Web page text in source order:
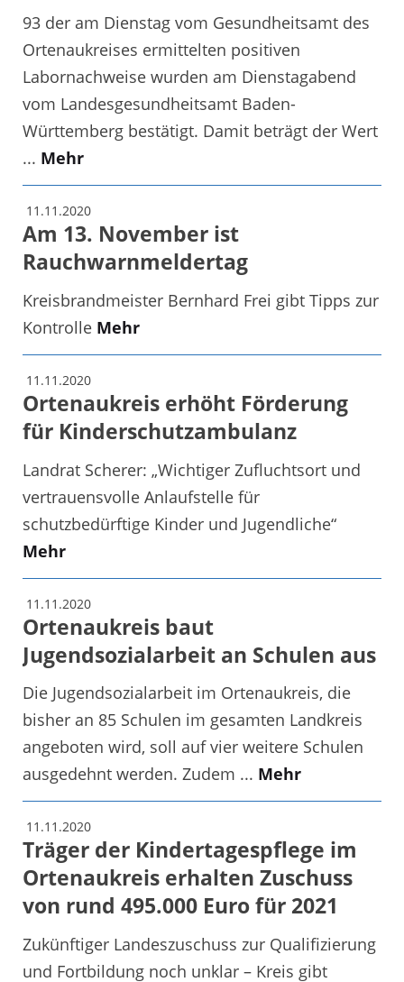
93 der am Dienstag vom Gesundheitsamt des
Ortenaukreises ermittelten positiven
Labornachweise wurden am Dienstagabend
vom Landesgesundheitsamt Baden-
Württemberg bestätigt. Damit beträgt der Wert
... Mehr
11.11.2020
Am 13. November ist
Rauchwarnmeldertag
Kreisbrandmeister Bernhard Frei gibt Tipps zur
Kontrolle Mehr
11.11.2020
Ortenaukreis erhöht Förderung
für Kinderschutzambulanz
Landrat Scherer: „Wichtiger Zufluchtsort und
vertrauensvolle Anlaufstelle für
schutzbedürftige Kinder und Jugendliche“
Mehr
11.11.2020
Ortenaukreis baut
Jugendsozialarbeit an Schulen aus
Die Jugendsozialarbeit im Ortenaukreis, die
bisher an 85 Schulen im gesamten Landkreis
angeboten wird, soll auf vier weitere Schulen
ausgedehnt werden. Zudem ... Mehr
11.11.2020
Träger der Kindertagespflege im
Ortenaukreis erhalten Zuschuss
von rund 495.000 Euro für 2021
Zukünftiger Landeszuschuss zur Qualifizierung
und Fortbildung noch unklar – Kreis gibt